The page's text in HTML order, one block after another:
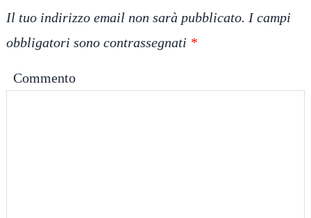
Il tuo indirizzo email non sarà pubblicato. I campi
obbligatori sono contrassegnati *
Commento